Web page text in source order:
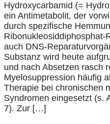
Hydroxycarbamid (=
ein Antimetabolit, der
durch spezifische
Ribonukleosiddiphosphat-
auch DNS-
Substanz wird heute
und nach Absetzen rasch
Myelosuppression häufig
Therapie bei chronischen
Syndromen eingesetzt (s.
7). Zur […]